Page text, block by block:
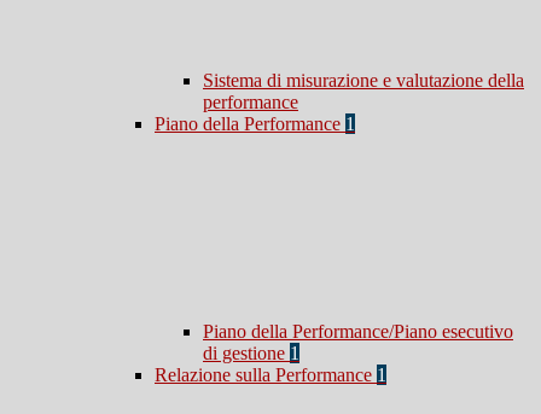
Sistema di misurazione e valutazione della
performance
Piano della Performance 1
Piano della Performance/Piano esecutivo
di gestione 1
Relazione sulla Performance 1